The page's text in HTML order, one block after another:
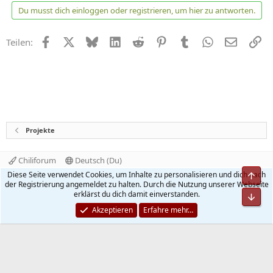
t
o
e
Du musst dich einloggen oder registrieren, um hier zu antworten.
Teilen: Facebook BlueskyLinkedIn
Reddit PinterestTumblr WhatsApp
E-Mail
Projekte
Chiliforum
Deutsch (Du)
Kontakt
Nutzungsbedingungen
Datenschutz
Hilfe und Impressum
Start
R
S
Community platform by XenForo® © 2010-2026 XenForo Ltd.
Quality Add-Ons made withbyWMTech.
Diese Seite verwendet Cookies, um Inhalte zu personalisieren und dich nach
der Registrierung angemeldet zu halten. Durch die Nutzung unserer Webseite
erklärst du dich damit einverstanden.
Akzeptieren
Erfahre mehr…